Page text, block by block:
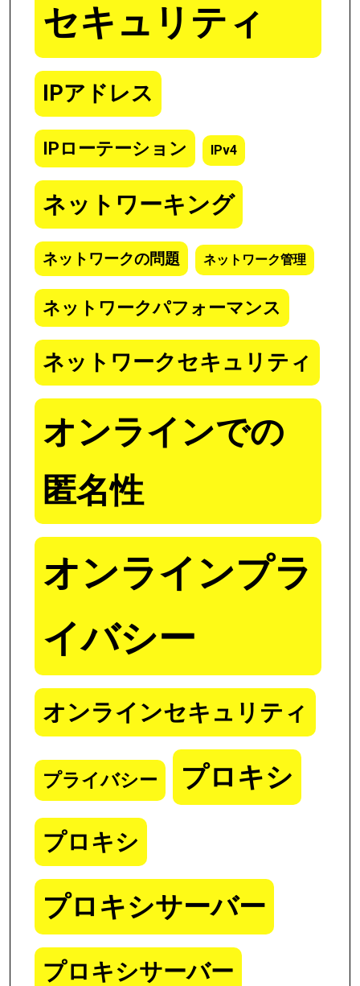
セキュリティ
IPアドレス
IPローテーション IPv4
ネットワーキング
ネットワークの問題 ネットワーク管理
ネットワークパフォーマンス
ネットワークセキュリティ
オンラインでの
匿名性
オンラインプラ
イバシー
オンラインセキュリティ
プライバシー プロキシ
プロキシ
プロキシサーバー
プロキシサーバー